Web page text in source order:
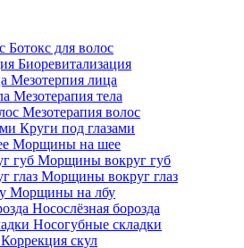
Ботокс для волос
Биоревитализация
Мезотерпия лица
Мезотерапия тела
Мезотерапия волос
Круги под глазами
Морщины на шее
Морщины вокруг губ
Морщины вокруг глаз
Морщины на лбу
Носослёзная борозда
Носогубные складки
Коррекция скул